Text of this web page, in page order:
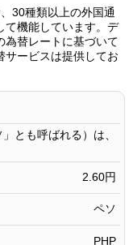
10.60円
10.62円
10.70円
10.73円
10.78円
30種類以上の外国通
て機能しています。デ
為替レートに基づいて
サービスは提供してお
とも呼ばれる）は、
2.60円
ペソ
PHP